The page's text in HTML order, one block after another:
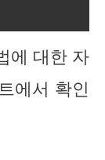
에 대한 자
에서 확인